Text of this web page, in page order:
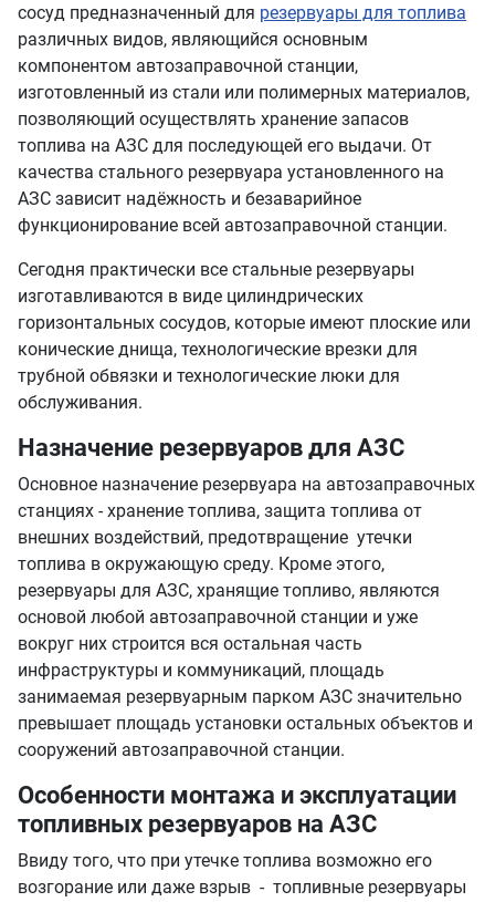
сосуд предназначенный для резервуары для топлива
различных видов, являющийся основным
компонентом автозаправочной станции,
изготовленный из стали или полимерных материалов,
позволяющий осуществлять хранение запасов
топлива на АЗС для последующей его выдачи. От
качества стального резервуара установленного на
АЗС зависит надёжность и безаварийное
функционирование всей автозаправочной станции.
Сегодня практически все стальные резервуары
изготавливаются в виде цилиндрических
горизонтальных сосудов, которые имеют плоские или
конические днища, технологические врезки для
трубной обвязки и технологические люки для
обслуживания.
Назначение резервуаров для АЗС
Основное назначение резервуара на автозаправочных
станциях - хранение топлива, защита топлива от
внешних воздействий, предотвращение утечки
топлива в окружающую среду. Кроме этого,
резервуары для АЗС, хранящие топливо, являются
основой любой автозаправочной станции и уже
вокруг них строится вся остальная часть
инфраструктуры и коммуникаций, площадь
занимаемая резервуарным парком АЗС значительно
превышает площадь установки остальных объектов и
сооружений автозаправочной станции.
Особенности монтажа и эксплуатации
топливных резервуаров на АЗС
Ввиду того, что при утечке топлива возможно его
возгорание или даже взрыв - топливные резервуары